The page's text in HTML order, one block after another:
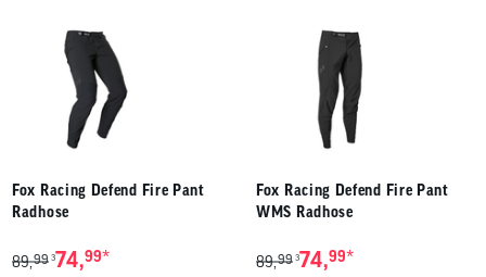
Fox Racing Defend Fire Pant
Radhose
89,99 374,99*
Fox Racing Defend Fire Pant
WMS Radhose
89,99 374,99*